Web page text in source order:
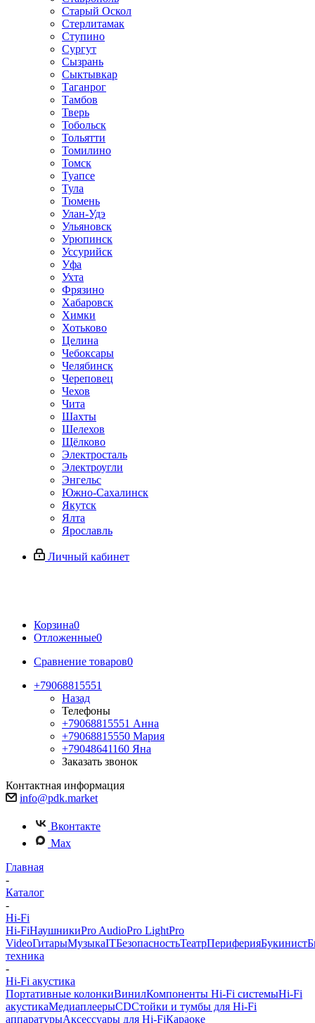
Старый Оскол
Стерлитамак
Ступино
Сургут
Сызрань
Сыктывкар
Таганрог
Тамбов
Тверь
Тобольск
Тольятти
Томилино
Томск
Туапсе
Тула
Тюмень
Улан-Удэ
Ульяновск
Урюпинск
Уссурийск
Уфа
Ухта
Фрязино
Хабаровск
Химки
Хотьково
Целина
Чебоксары
Челябинск
Череповец
Чехов
Чита
Шахты
Шелехов
Щёлково
Электросталь
Электроугли
Энгельс
Южно-Сахалинск
Якутск
Ялта
Ярославль
Личный кабинет
Корзина0
Отложенные0
Сравнение товаров0
+79068815551
Назад
Телефоны
+79068815551 Анна
+79068815550 Мария
+79048641160 Яна
Заказать звонок
Контактная информация
info@pdk.market
Вконтакте
Max
Главная
-
Каталог
-
Hi-Fi
Hi-FiНаушникиPro AudioPro LightPro
VideoГитарыМузыкаITБезопасностьТеатрПериферияБукинист
техника
-
Hi-Fi акустика
Портативные колонкиВинилКомпоненты Hi-Fi системыHi-Fi
акустикаМедиаплеерыCDСтойки и тумбы для Hi-Fi
аппаратурыАксессуары для Hi-FiКараоке